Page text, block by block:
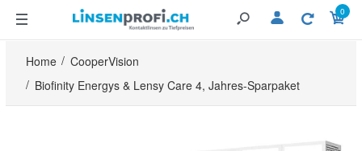
0
Home
CooperVision
Biofinity Energys & Lensy Care 4, Jahres-Sparpaket